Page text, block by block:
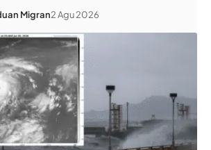
Migran2 Agu 2026